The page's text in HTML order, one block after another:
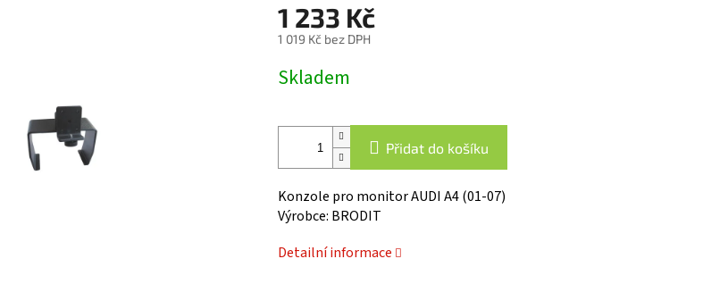
1 233 Kč
1 019 Kč bez DPH
cena:
Skladem
Přidat do košíku
Konzole pro monitor AUDI A4 (01-07)
Výrobce: BRODIT
Detailní informace